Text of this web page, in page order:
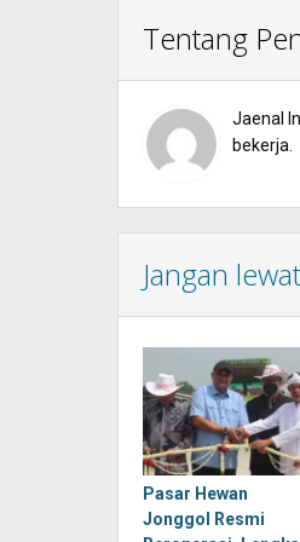
Tentang
Jaenal
bekerja.
Jangan
Pasar Hewan
Jonggol Resmi